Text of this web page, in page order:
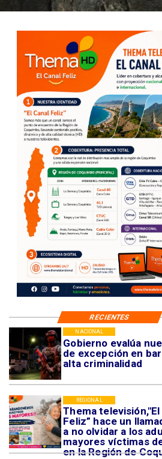
Gobierno evalúa
de excepción en
alta criminalidad
NACIONAL
Thema televisión,"El
Feliz” hace un
a no olvidar a los
mayores víctimas
en la Región de
REGIONAL
RECIENTES